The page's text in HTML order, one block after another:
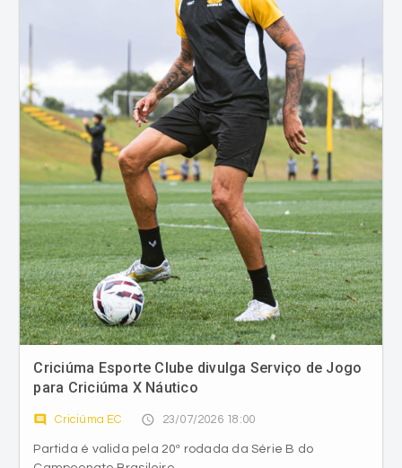
Criciúma Esporte Clube divulga Serviço de Jogo
para Criciúma X Náutico
comment Criciúma EC access_time 23/07/2026 18:00
Partida é valida pela 20ª rodada da Série B do